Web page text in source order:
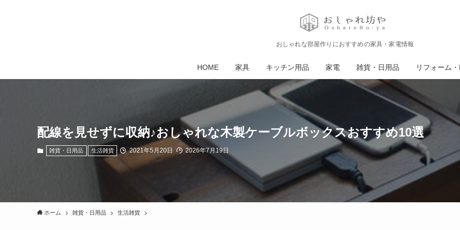
おしゃれな部屋作りにおすすめの家具・家電情報
HOME 家具 キッチン用品 家電 雑貨・日用品 リフォーム
配線を見せずに収納♪おしゃれな木製ケーブルボックスおすすめ10選
雑貨・日用品 生活雑貨 2021年5月20日 2026年7月19日
ホーム 雑貨・日用品 生活雑貨